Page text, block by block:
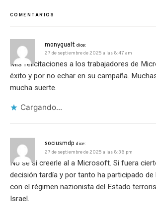
COMENTARIOS
monygualt dice:
27 de septiembre de 2025 a las 8:47 am
Mis felicitaciones a los trabajadores de
éxito y por no echar en su campaña.
mucha suerte.
Cargando...
sociusmdp dice:
27 de septiembre de 2025 a las 8:38 pm
No sé si creerle al a Microsoft. Si fuera
decisión tardía y por tanto ha participado de
con el régimen nazionista del Estado
Israel.